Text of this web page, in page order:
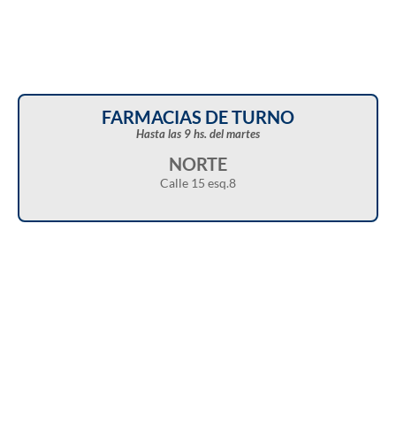
FARMACIAS DE TURNO
Hasta las 9 hs. del martes
NORTE
Calle 15 esq.8